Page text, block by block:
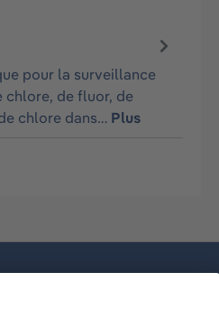
pour la surveillance
chlore, de fluor, de
chlore dans… Plus